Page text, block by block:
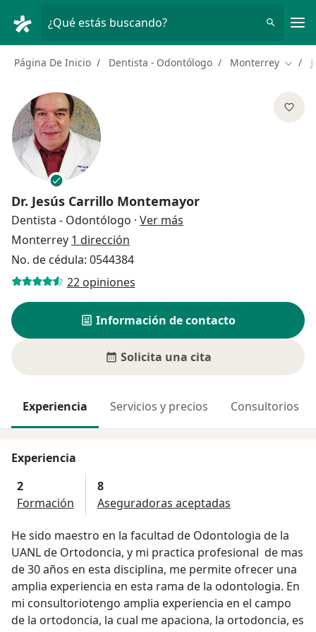
¿Qué estás buscando?
Página De Inicio Dentista - Odontólogo Monterrey
Dr. Jesús Carrillo Montemayor
Dentista - Odontólogo · Ver más
Monterrey 1 dirección
No. de cédula: 0544384
22 opiniones
Información de contacto
Solicita una cita
Experiencia Servicios y precios Consultorios
Experiencia
2
Formación
8
Aseguradoras aceptadas
He sido maestro en la facultad de Odontologia de la
UANL de Ortodoncia, y mi practica profesional de mas
de 30 años en esta disciplina, me permite ofrecer una
amplia experiencia en esta rama de la odontologia. En
mi consultoriotengo amplia experiencia en el campo
de la ortodoncia, la cual me apaciona, la ortodoncia, es